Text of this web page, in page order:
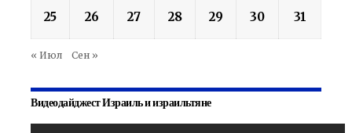
25 26 27 28 29 30 31
« Июл Сен »
Видеодайджест Израиль и израильтяне